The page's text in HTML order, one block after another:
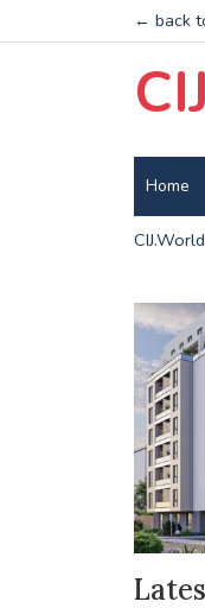
← back
Home
CIJ.World